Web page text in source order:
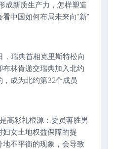
成新质生产力，怎样塑造
中国如何布局未来向“新”
瑞典首相克里斯特松向
林肯递交瑞典加入北约
成为北约第32个成员
高彩礼根源：委员蒋胜男
女土地权益保障的提
不平衡的现象，会导致